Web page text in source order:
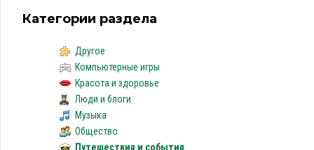
Категории раздела
Другое
Компьютерные игры
Красота и здоровье
Люди и блоги
Музыка
Общество
Путешествия и события